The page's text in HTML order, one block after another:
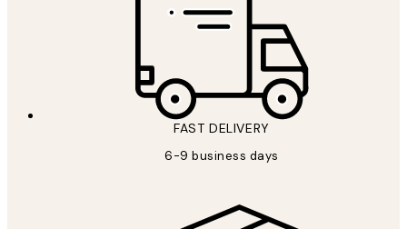
FAST DELIVERY
6-9 business days